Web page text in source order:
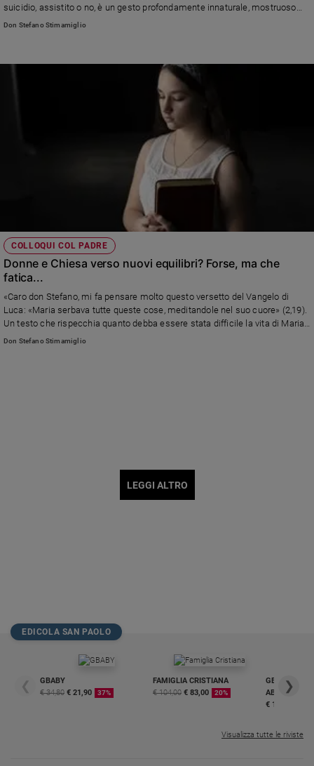
suicidio, assistito o no, è un gesto profondamente innaturale, mostruoso
nella sua progettazione ed esecuzione» Leggi la risposta di don Stefano
Don Stefano Stimamiglio
COLLOQUI COL PADRE
Donne e Chiesa verso nuovi equilibri? Forse, ma che
fatica...
«Caro don Stefano, mi fa pensare molto questo versetto del Vangelo di
Luca: «Maria serbava tutte queste cose, meditandole nel suo cuore» (2,19).
Un testo che rispecchia quanto debba essere stata difficile la vita di Maria.
Me la immagino come una donna intelligente, acuta, pacata che abbia
Don Stefano Stimamiglio
LEGGI ALTRO
EDICOLA SAN PAOLO
❮
GBABY
€ 34,80 € 21,90 37%
FAMIGLIA CRISTIANA
€ 104,00 € 83,00 20%
GBABY
€ 16,99
❯
Visualizza tutte le riviste